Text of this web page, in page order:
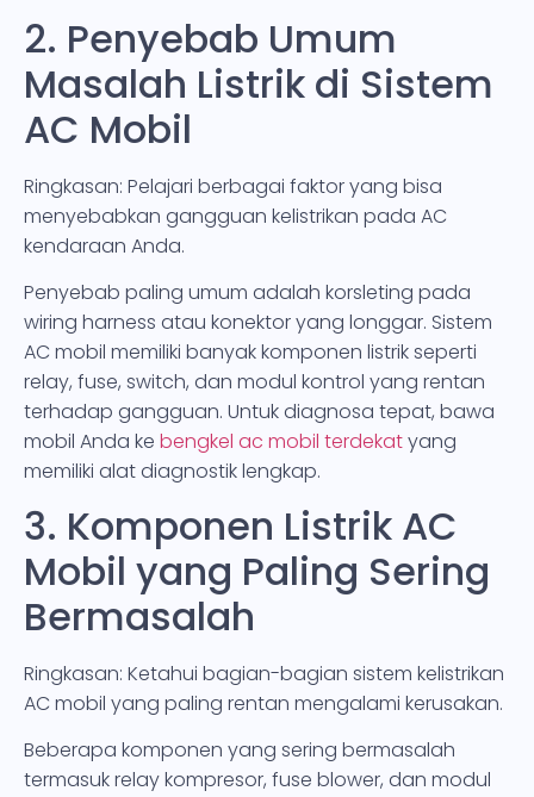
2. Penyebab Umum
Masalah Listrik di Sistem
AC Mobil
Ringkasan: Pelajari berbagai faktor yang bisa
menyebabkan gangguan kelistrikan pada AC
kendaraan Anda.
Penyebab paling umum adalah korsleting pada
wiring harness atau konektor yang longgar. Sistem
AC mobil memiliki banyak komponen listrik seperti
relay, fuse, switch, dan modul kontrol yang rentan
terhadap gangguan. Untuk diagnosa tepat, bawa
mobil Anda ke bengkel ac mobil terdekatyang
memiliki alat diagnostik lengkap.
3. Komponen Listrik AC
Mobil yang Paling Sering
Bermasalah
Ringkasan: Ketahui bagian-bagian sistem kelistrikan
AC mobil yang paling rentan mengalami kerusakan.
Beberapa komponen yang sering bermasalah
termasuk relay kompresor, fuse blower, dan modul